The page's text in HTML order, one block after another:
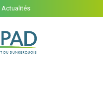
Actualités